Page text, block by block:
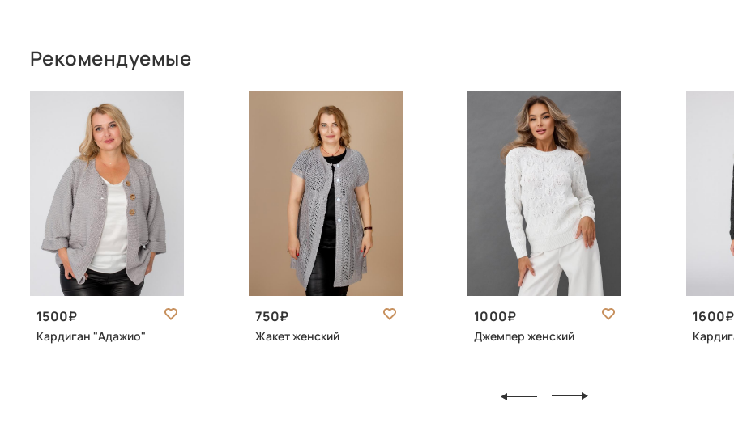
Рекомендуемые
1500
Кардиган "Адажио"
750
Жакет женский
1000
Джемпер женский
1600